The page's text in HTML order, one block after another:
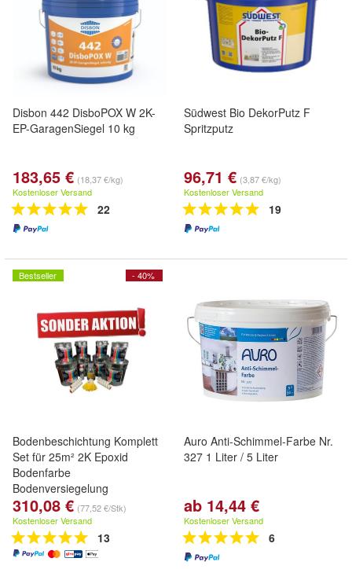
Disbon 442 DisboPOX W 2K-
EP-GaragenSiegel 10 kg
183,65 € (18,37 €/kg)
Kostenloser Versand
22
Südwest Bio DekorPutz F
Spritzputz
96,71 € (3,87 €/kg)
Kostenloser Versand
19
- 40%
Bestseller
Bodenbeschichtung Komplett
Set für 25m² 2K Epoxid
Bodenfarbe
Bodenversiegelung
Versiegelung ProfilineS
Betonfarbe Beschichtung
Samatec Garagenfarbe
310,08 € (77,52 €/Stk)
Kostenloser Versand
13
Auro Anti-Schimmel-Farbe Nr.
327 1 Liter / 5 Liter
ab 14,44 €
Kostenloser Versand
6